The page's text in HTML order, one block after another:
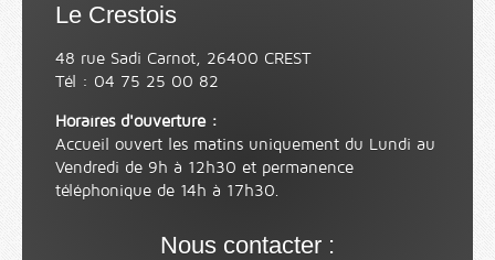
Le Crestois
48 rue Sadi Carnot, 26400 CREST
Tél : 04 75 25 00 82
Horaires d'ouverture :
Accueil ouvert les matins uniquement du Lundi au
Vendredi de 9h à 12h30 et permanence
téléphonique de 14h à 17h30.
Nous contacter :